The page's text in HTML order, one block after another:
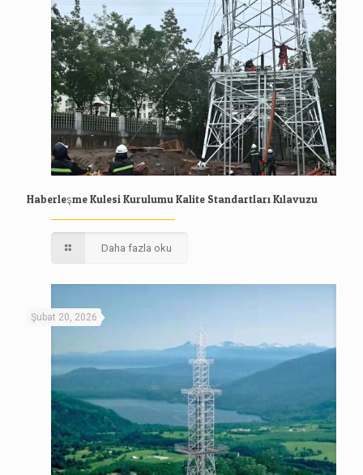
Haberleşme Kulesi Kurulumu Kalite Standartları Kılavuzu
Daha fazla oku
Şubat 20, 2026